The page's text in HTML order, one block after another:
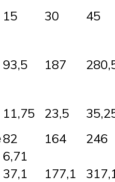
15 30
45
93,5 187
11,75 23,5
82 164
246
6,71
37,1 177,1